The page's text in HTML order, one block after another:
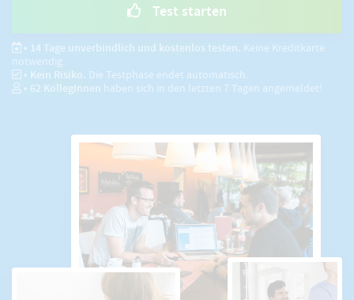
Test starten
• 14 Tage unverbindlich und kostenlos testen. Keine Kreditkarte
notwendig.
• Kein Risiko. Die Testphase endet automatisch.
• 62 KollegInnen haben sich in den letzten 7 Tagen angemeldet!